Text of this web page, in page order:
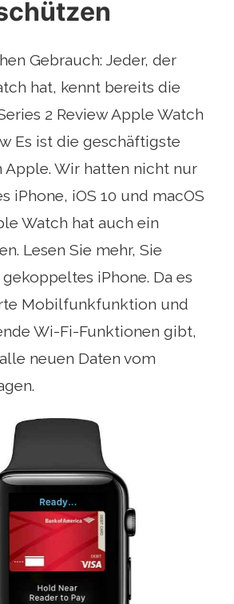
Gebrauch: Jeder, der
hat, kennt bereits die
2 Review Apple Watch
Es ist die geschäftigste
Apple. Wir hatten nicht nur
iPhone, iOS 10 und macOS
Watch hat auch ein
Lesen Sie mehr, Sie
iPhone. Da es
Mobilfunkfunktion und
Wi-Fi-Funktionen gibt,
neuen Daten vom